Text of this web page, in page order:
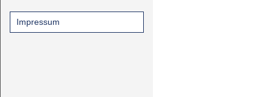
Impressum